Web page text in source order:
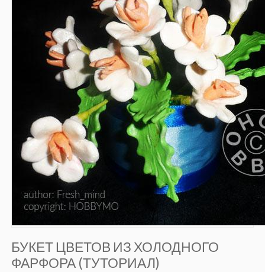
БУКЕТ ЦВЕТОВ ИЗ ХОЛОДНОГО
ФАРФОРА (ТУТОРИАЛ)